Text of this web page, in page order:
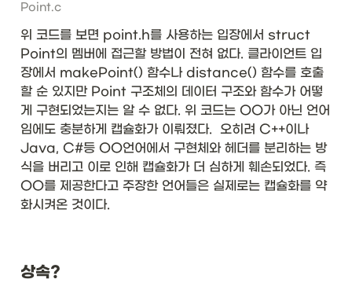
Point.c
위 코드를 보면 point.h를 사용하는 입장에서 struct
Point의 멤버에 접근할 방법이 전혀 없다. 클라이언트 입
장에서 makePoint() 함수나 distance() 함수를 호출
할 순 있지만 Point 구조체의 데이터 구조와 함수가 어떻
게 구현되었는지는 알 수 없다. 위 코드는 OO가 아닌 언어
임에도 충분하게 캡슐화가 이뤄졌다.  오히려 C++이나
Java, C#등 OO언어에서 구현체와 헤더를 분리하는 방
식을 버리고 이로 인해 캡슐화가 더 심하게 훼손되었다. 즉
OO를 제공한다고 주장한 언어들은 실제로는 캡슐화를 약
화시켜온 것이다.
상속?